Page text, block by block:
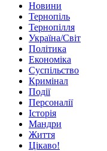
Новини
Тернопіль
Тернопілля
Україна/Світ
Політика
Економіка
Суспільство
Кримінал
Події
Персоналії
Історія
Мандри
Життя
Цікаво!